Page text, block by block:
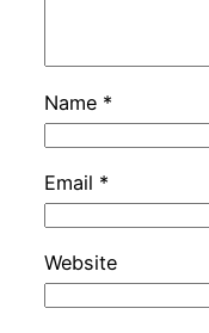
Name *
Email *
Website